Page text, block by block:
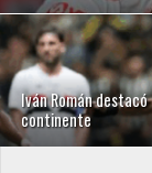
Iván Román
continente